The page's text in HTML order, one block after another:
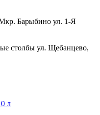
Барыбино ул. 1-Я
столбы ул. Щебанцево,